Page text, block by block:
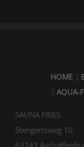
HOME |
| AQUA-
SAUNA FRIES
Stengertsweg 10
63743